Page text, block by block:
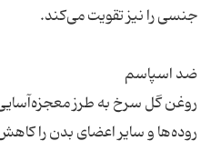
روغن گل سرخ به طرز
روده‌ها و سایر اعضای بدن را